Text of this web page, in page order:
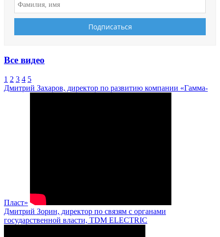
Все видео
1 2 3 4 5
Дмитрий Захаров, директор по развитию компании «Гамма-
Пласт»
Дмитрий Зорин, директор по связям с органами
государственной власти, TDM ELECTRIC